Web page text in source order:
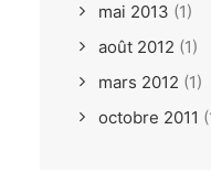
mai 2013 (1)
août 2012 (1)
mars 2012 (1)
octobre 2011